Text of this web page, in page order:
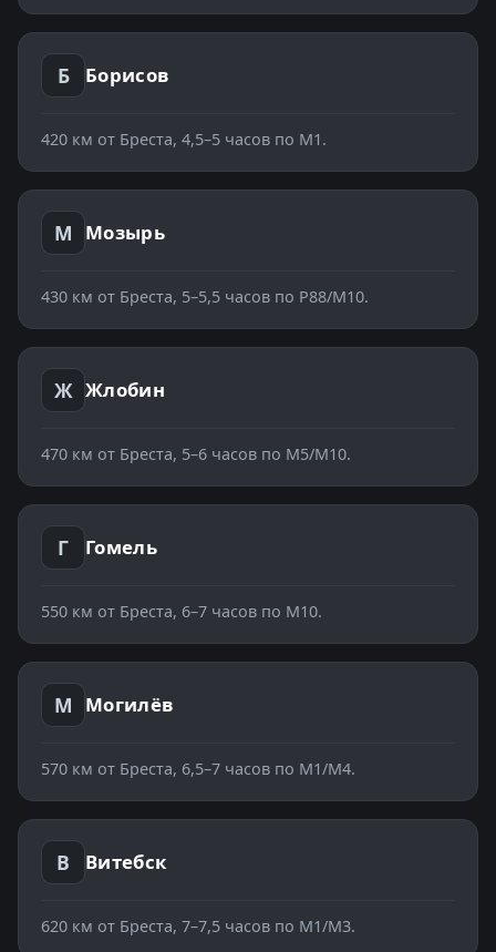
Б Борисов
420 км от Бреста, 4,5–5 часов по М1 .
М Мозырь
430 км от Бреста, 5–5,5 часов по Р88/М10.
Ж Жлобин
470 км от Бреста, 5–6 часов по М5/М10.
Г Гомель
550 км от Бреста, 6–7 часов по М10.
М Могилёв
570 км от Бреста, 6,5–7 часов по М1/М4.
В Витебск
620 км от Бреста, 7–7,5 часов по М1/М3.